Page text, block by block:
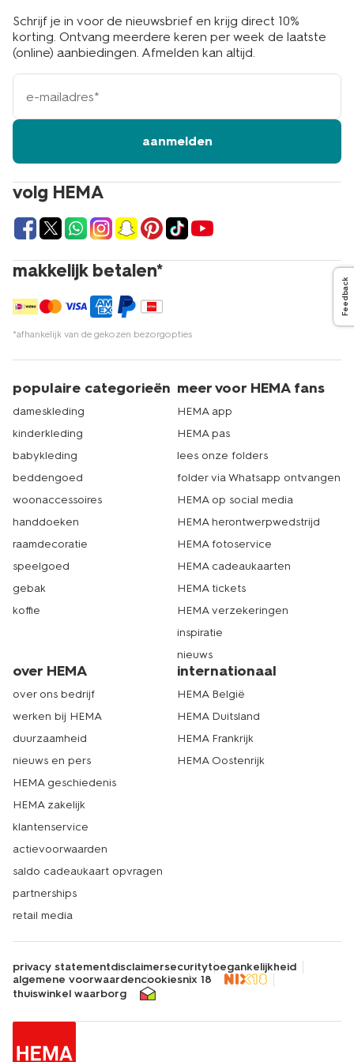
volg HEMA
makkelijk betalen*
*afhankelijk van de gekozen bezorgopties
Schrijf je in voor de nieuwsbrief en krijg direct 10%
korting. Ontvang meerdere keren per week de laatste
(online) aanbiedingen. Afmelden kan altijd.
e-
mailadres
aanmelden
populaire categorieën
dameskleding
kinderkleding
babykleding
beddengoed
woonaccessoires
handdoeken
raamdecoratie
speelgoed
gebak
koffie
meer voor HEMA fans
HEMA app
HEMA pas
lees onze folders
folder via Whatsapp ontvangen
HEMA op social media
HEMA herontwerpwedstrijd
HEMA fotoservice
HEMA cadeaukaarten
HEMA tickets
HEMA verzekeringen
inspiratie
nieuws
over HEMA
over ons bedrijf
werken bij HEMA
duurzaamheid
nieuws en pers
HEMA geschiedenis
HEMA zakelijk
klantenservice
actievoorwaarden
saldo cadeaukaart opvragen
partnerships
retail media
internationaal
HEMA België
HEMA Duitsland
HEMA Frankrijk
HEMA Oostenrijk
privacy statementdisclaimersecuritytoegankelijkheid
algemene voorwaardencookiesnix 18
thuiswinkel waarborg
Feedback